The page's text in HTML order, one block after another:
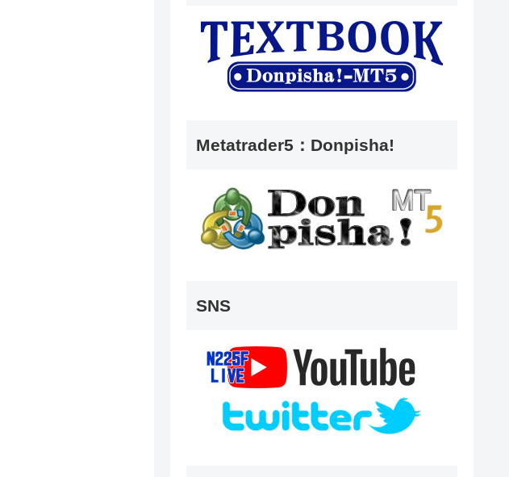
Metatrader5：Donpisha!
SNS